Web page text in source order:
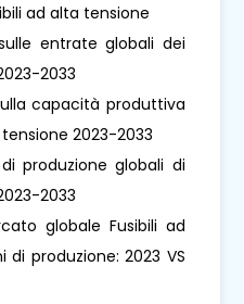
ad alta tensione
entrate globali dei
2033
capacità produttiva
2023-2033
produzione globali di
2033
globale Fusibili ad
produzione: 2023 VS